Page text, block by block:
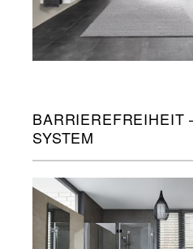
BARRIEREFREIHEIT
SYSTEM